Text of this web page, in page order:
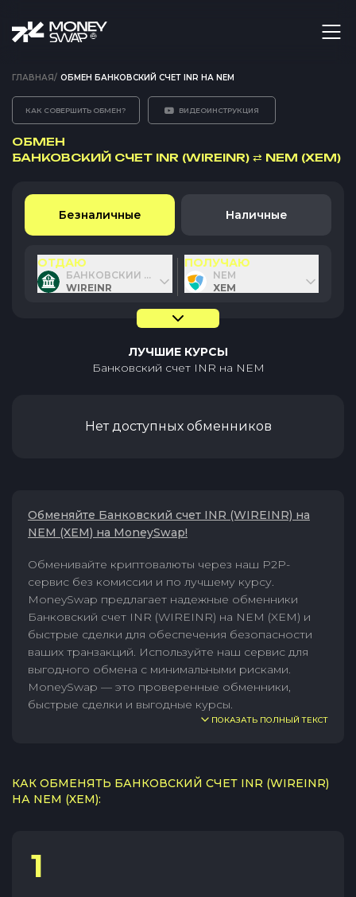
ГЛАВНАЯ/ ОБМЕН БАНКОВСКИЙ СЧЕТ INR НА NEM
КАК СОВЕРШИТЬ ОБМЕН? ВИДЕОИНСТРУКЦИЯ
ОБМЕН
БАНКОВСКИЙ СЧЕТ INR (WIREINR) ⇄ NEM (XEM)
Безналичные Наличные
ОТДАЮ
БАНКОВСКИЙ СЧЕТ INR
WIREINR
ПОЛУЧАЮ
NEM
XEM
ЛУЧШИЕ КУРСЫ
Банковский счет INR на NEM
Нет доступных обменников
Обменяйте Банковский счет INR (WIREINR) на
NEM (XEM) на MoneySwap!
Обменивайте криптовалюты через наш P2P-
сервис без комиссии и по лучшему курсу.
MoneySwap предлагает надежные обменники
Банковский счет INR (WIREINR) на NEM (XEM) и
быстрые сделки для обеспечения безопасности
ваших транзакций. Используйте наш сервис для
выгодного обмена с минимальными рисками.
MoneySwap — это проверенные обменники,
быстрые сделки и выгодные курсы.
ПОКАЗАТЬ ПОЛНЫЙ ТЕКСТ
КАК ОБМЕНЯТЬ БАНКОВСКИЙ СЧЕТ INR (WIREINR)
НА NEM (XEM):
1